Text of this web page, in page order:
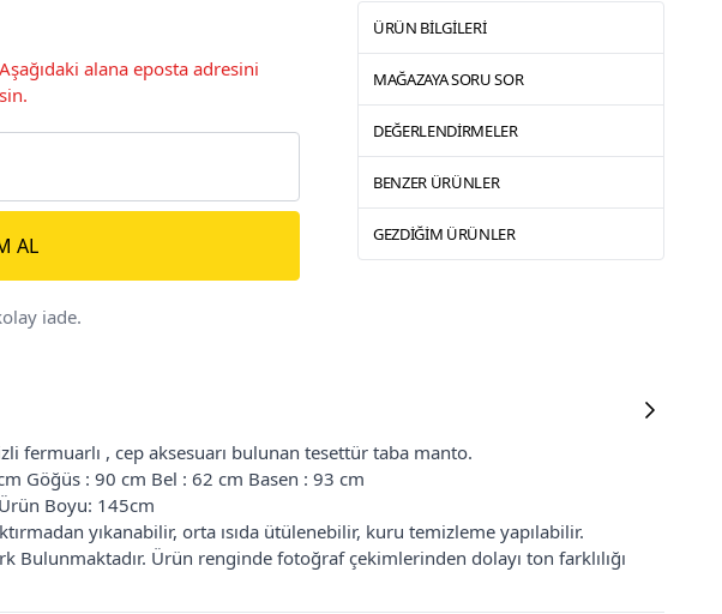
alana eposta adresini
AL
iade.
ÜRÜN BILGILERI
MAĞAZAYA SORU SOR
DEĞERLENDIRMELER
BENZER ÜRÜNLER
GEZDIĞIM ÜRÜNLER
fermuarlı , cep aksesuarı bulunan tesettür taba manto.
Göğüs : 90 cm Bel : 62 cm Basen : 93 cm
Boyu: 145cm
yıkanabilir, orta ısıda ütülenebilir, kuru temizleme yapılabilir.
Bulunmaktadır. Ürün renginde fotoğraf çekimlerinden dolayı ton farklılığı